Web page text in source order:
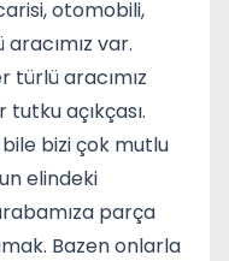
otomobili,
var.
türlü aracımız
açıkçası.
bizi çok mutlu
elindeki
parça
Bazen onlarla